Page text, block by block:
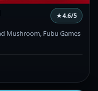
★4.6/5
Mushroom, Fubu Games